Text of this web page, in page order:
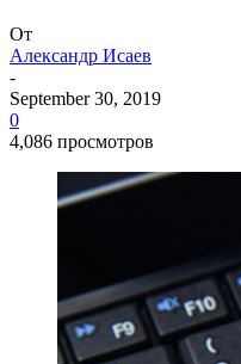
От
Александр Исаев
-
September 30, 2019
0
4,086 просмотров